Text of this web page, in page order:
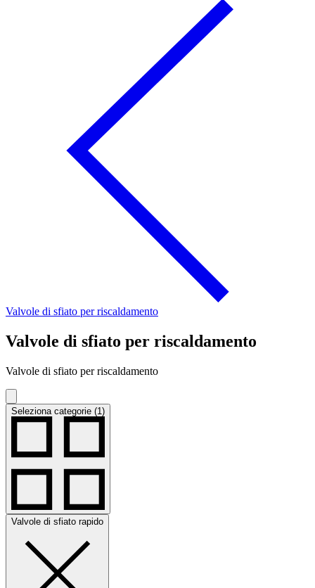
Valvole di sfiato per riscaldamento
Valvole di sfiato per riscaldamento
Valvole di sfiato per riscaldamento
Seleziona categorie (1)
Valvole di sfiato rapido